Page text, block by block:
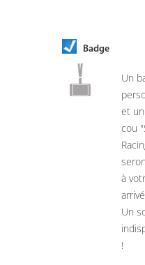
Badge
Un
et
cou
à
Un
!